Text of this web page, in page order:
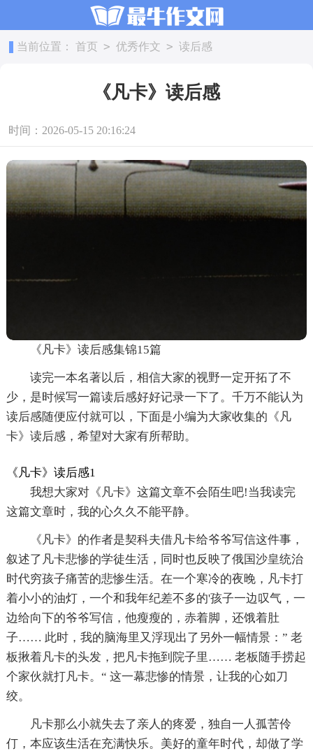
当前位置： 首页 > 优秀作文 > 读后感
《凡卡》读后感
时间：2026-05-15 20:16:24
《凡卡》读后感集锦15篇
读完一本名著以后，相信大家的视野一定开拓了不
少，是时候写一篇读后感好好记录一下了。千万不能认为
读后感随便应付就可以，下面是小编为大家收集的《凡
卡》读后感，希望对大家有所帮助。
《凡卡》读后感1
我想大家对《凡卡》这篇文章不会陌生吧!当我读完
这篇文章时，我的心久久不能平静。
《凡卡》的作者是契科夫借凡卡给爷爷写信这件事，
叙述了凡卡悲惨的学徒生活，同时也反映了俄国沙皇统治
时代穷孩子痛苦的悲惨生活。在一个寒冷的夜晚，凡卡打
着小小的油灯，一个和我年纪差不多的'孩子一边叹气，一
边给向下的爷爷写信，他瘦瘦的，赤着脚，还饿着肚
子…… 此时，我的脑海里又浮现出了另外一幅情景：” 老
板揪着凡卡的头发，把凡卡拖到院子里…… 老板随手捞起
个家伙就打凡卡。“ 这一幕悲惨的情景，让我的心如刀
绞。
凡卡那么小就失去了亲人的疼爱，独自一人孤苦伶
仃，本应该生活在充满快乐。美好的童年时代，却做了学